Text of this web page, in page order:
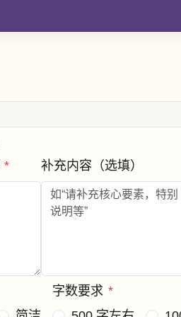
* 补充内容（选填）
字数要求 *